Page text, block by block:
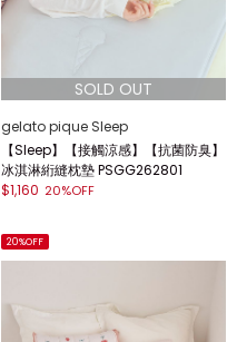
gelato pique Sleep
【Sleep】【接觸涼感】【抗菌防臭】
冰淇淋絎縫枕墊 PSGG262801
$1,160 20%OFF
20%OFF